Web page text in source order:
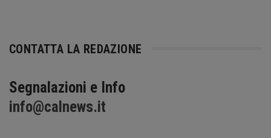
CONTATTA LA REDAZIONE
Segnalazioni e Info
info@calnews.it